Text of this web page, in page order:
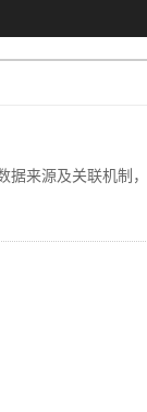
来源及关联机制